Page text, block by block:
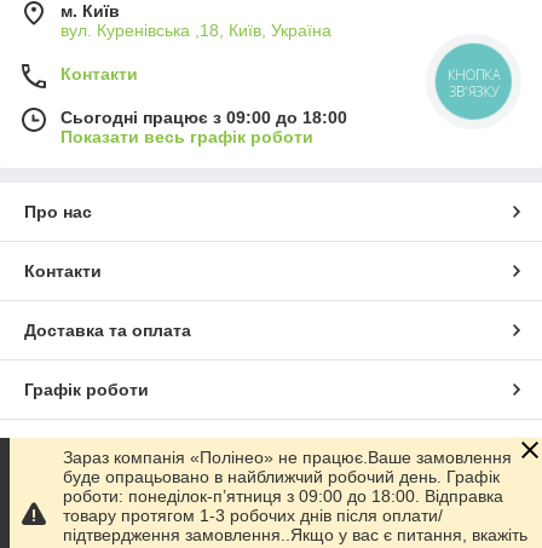
м. Київ
вул. Куренівська ,18, Київ, Україна
Контакти
Сьогодні працює з 09:00 до 18:00
Показати весь графік роботи
Про нас
Контакти
Доставка та оплата
Графік роботи
Повна версія сайту
Сайт створено на маркетплейсі Prom.ua
Зараз компанія «Полінео» не працює.Ваше замовлення
буде опрацьовано в найближчий робочий день. Графік
роботи: понеділок-п’ятниця з 09:00 до 18:00. Відправка
товару протягом 1-3 робочих днів після оплати/
підтвердження замовлення..Якщо у вас є питання, вкажіть
КНОПКА
ЗВ'ЯЗКУ